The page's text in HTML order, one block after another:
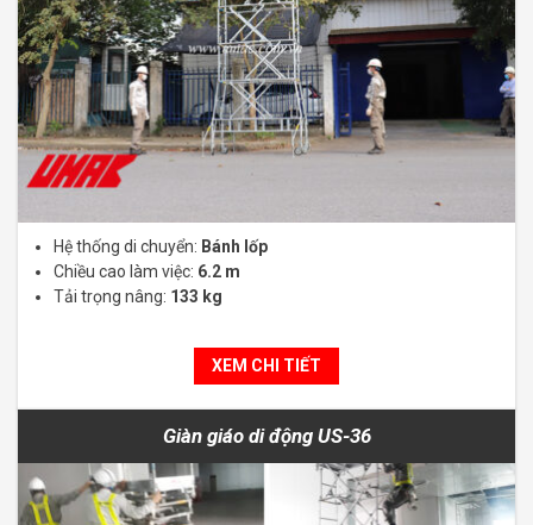
Hệ thống di chuyển: Bánh lốp
Chiều cao làm việc: 6.2 m
Tải trọng nâng: 133 kg
XEM CHI TIẾT
Giàn giáo di động US-36